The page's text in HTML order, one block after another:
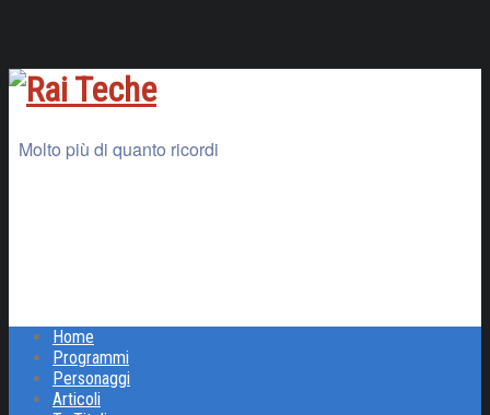
Molto più di quanto ricordi
Home
Programmi
Personaggi
Articoli